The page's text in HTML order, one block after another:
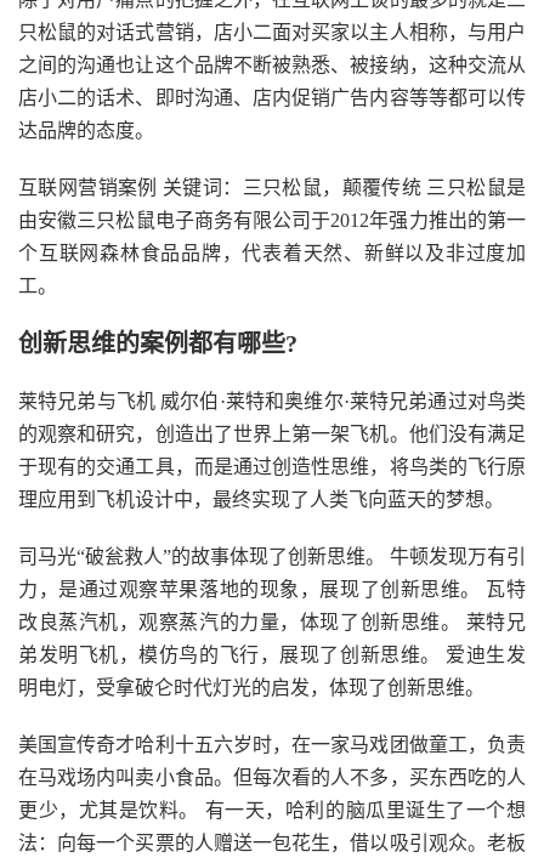
只松鼠的对话式营销，店小二面对买家以主人相称，与用户
之间的沟通也让这个品牌不断被熟悉、被接纳，这种交流从
店小二的话术、即时沟通、店内促销广告内容等等都可以传
达品牌的态度。
互联网营销案例 关键词：三只松鼠，颠覆传统 三只松鼠是
由安徽三只松鼠电子商务有限公司于2012年强力推出的第一
个互联网森林食品品牌，代表着天然、新鲜以及非过度加
工。
创新思维的案例都有哪些?
莱特兄弟与飞机 威尔伯·莱特和奥维尔·莱特兄弟通过对鸟类
的观察和研究，创造出了世界上第一架飞机。他们没有满足
于现有的交通工具，而是通过创造性思维，将鸟类的飞行原
理应用到飞机设计中，最终实现了人类飞向蓝天的梦想。
司马光“破瓮救人”的故事体现了创新思维。 牛顿发现万有引
力，是通过观察苹果落地的现象，展现了创新思维。 瓦特
改良蒸汽机，观察蒸汽的力量，体现了创新思维。 莱特兄
弟发明飞机，模仿鸟的飞行，展现了创新思维。 爱迪生发
明电灯，受拿破仑时代灯光的启发，体现了创新思维。
美国宣传奇才哈利十五六岁时，在一家马戏团做童工，负责
在马戏场内叫卖小食品。但每次看的人不多，买东西吃的人
更少，尤其是饮料。 有一天，哈利的脑瓜里诞生了一个想
法：向每一个买票的人赠送一包花生，借以吸引观众。老板